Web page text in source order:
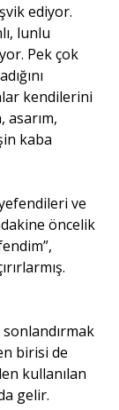
ediyor.
lunlu
Pek çok
kendilerini
kaba
ve
öncelik
birisi de
kullanılan
gelir.